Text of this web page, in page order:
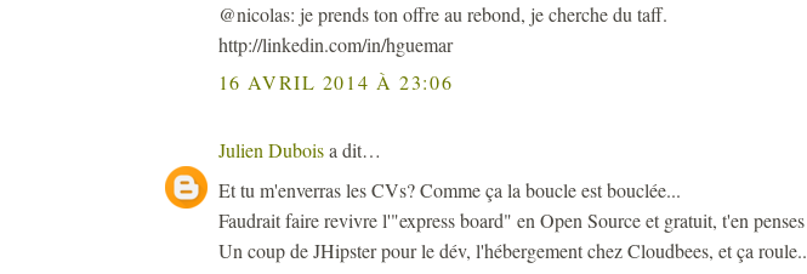
@nicolas: je prends ton offre au rebond, je cherche du taff.
http://linkedin.com/in/hguemar
16 AVRIL 2014 À 23:06
Julien Duboisa dit…
Et tu m'enverras les CVs? Comme ça la boucle est bouclée...
Faudrait faire revivre l'"express board" en Open Source et gratuit, t'en
Un coup de JHipster pour le dév, l'hébergement chez Cloudbees, et ça